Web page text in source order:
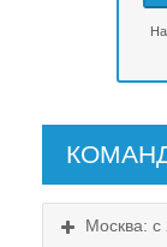
Москва: с